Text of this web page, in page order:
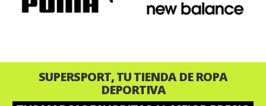
SUPERSPORT, TU TIENDA DE ROPA
DEPORTIVA